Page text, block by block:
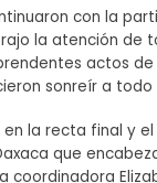
con la
la atención de
actos
sonreír a todo
la recta final y
que
coordinadora